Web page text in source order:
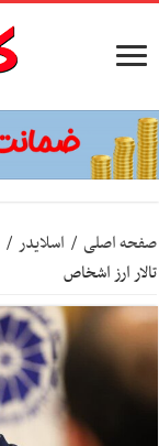
صفحه اصلی / اسلایدر /
تالار ارز اشخاص